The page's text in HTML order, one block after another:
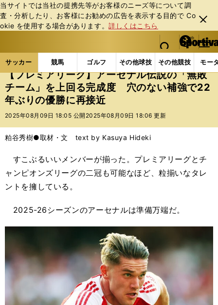
当サイトでは当社の提携先等がお客様のニーズ等について調
査・分析したり、お客様にお勧めの広告を表⽰する⽬的で Co
okie を使⽤する場合があります。詳しくはこちら
閉じ
る
web Sportiva (webスポルティーバ)
検索
マイペ
ー
ジ
メニュ
サッカー 競馬 ゴルフ その他球技 その他競技 モー
ス
ポ
ル
テ
ー
バ
サッカーの記事一覧 海外サッカー 海外サッカー
【プレミアリーグ】アーセナル伝説の「無敗
チーム」を上回る完成度 穴のない補強で22
年ぶりの優勝に再接近
2025年08月09日 18:05 公開 2025年08月09日 18:06 更新
粕谷秀樹●取材・文 text by Kasuya Hideki
すこぶるいいメンバーが揃った。プレミアリーグとチ
ャンピオンズリーグの二冠も可能なほど、粒揃いなタレ
ントを擁している。
2025-26シーズンのアーセナルは準備万端だ。